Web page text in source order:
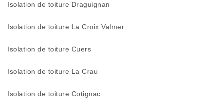
Isolation de toiture Draguignan
Isolation de toiture La Croix Valmer
Isolation de toiture Cuers
Isolation de toiture La Crau
Isolation de toiture Cotignac